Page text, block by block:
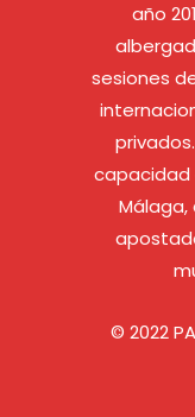
año
sesiones
capacidad
Málaga,
© 2022